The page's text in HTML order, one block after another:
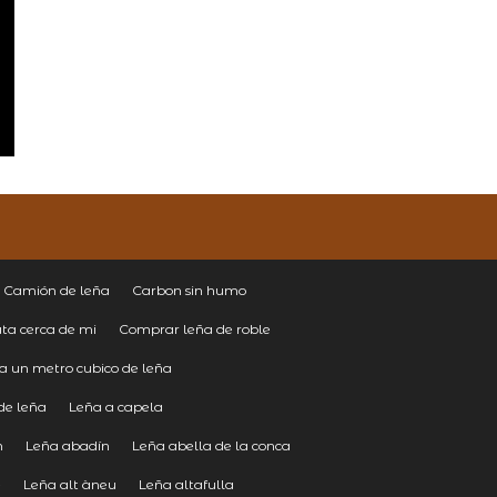
Camión de leña Carbon sin humo
cerca de mi Comprar leña de roble
un metro cubico de leña
leña Leña a capela
Leña abadín Leña abella de la conca
Leña alt àneu Leña altafulla